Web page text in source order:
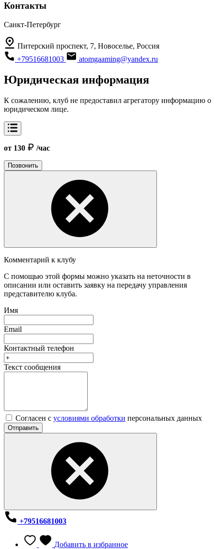
Контакты
Санкт-Петербург
Питерский проспект, 7, Новоселье, Россия
+79516681003
atomgaaming@yandex.ru
Юридическая информация
К сожалению, клуб не предоставил агрегатору информацию о
юридическом лице.
от 130 /час
Позвонить
Комментарий к клубу
С помощью этой формы можно указать на неточности в
описании или оставить заявку на передачу управления
представителю клуба.
Имя
Email
Контактный телефон
Текст сообщения
Согласен с условиями обработки персональных данных
Отправить
+79516681003
Добавить в избранное